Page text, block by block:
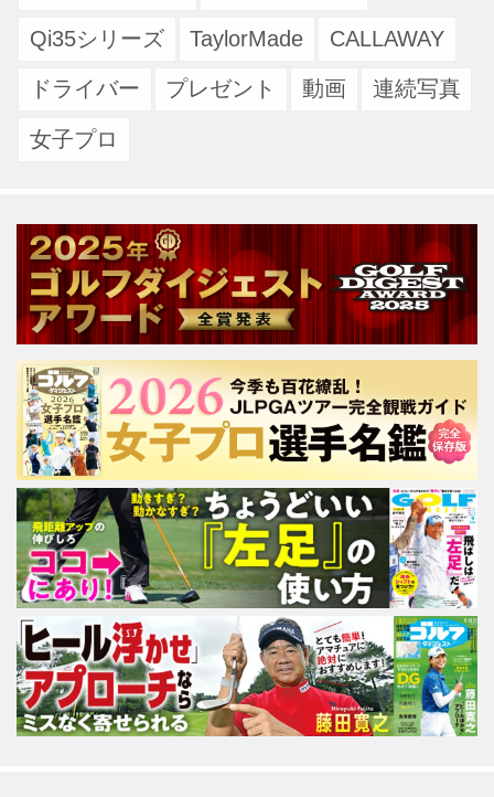
Qi35シリーズ TaylorMade CALLAWAY
ドライバー プレゼント 動画 連続写真
女子プロ